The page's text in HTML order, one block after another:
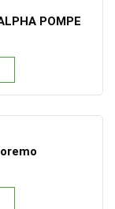
POMPE